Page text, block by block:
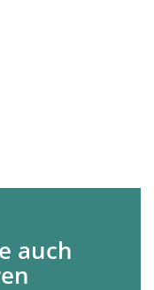
auch